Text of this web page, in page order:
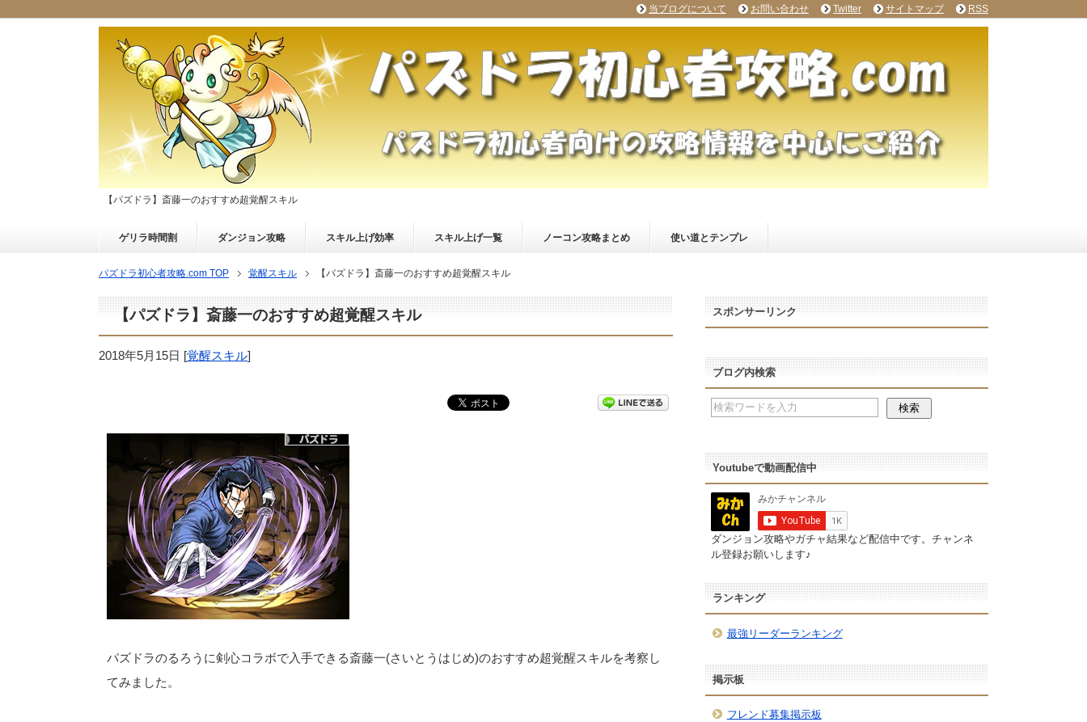
【パズドラ】斎藤一のおすすめ超覚醒スキル
ゲリラ時間割 ダンジョン攻略 スキル上げ効率 スキル上げ一覧 ノーコン攻略まとめ 使い道とテンプレ
パズドラ初心者攻略.com TOP 覚醒スキル 【パズドラ】斎藤一のおすすめ超覚醒スキル
【パズドラ】斎藤一のおすすめ超覚醒スキル
2018年5月15日 [覚醒スキル]
パズドラのるろうに剣心コラボで入手できる斎藤一(さいとうはじめ)のおすすめ超覚醒スキルを考察し
てみました。
スポンサーリンク
ブログ内検索
Youtubeで動画配信中
ダンジョン攻略やガチャ結果など配信中です。チャンネ
ル登録お願いします♪
ランキング
最強リーダーランキング
掲示板
フレンド募集掲示板
当ブログについて お問い合わせ Twitter サイトマップ RSS